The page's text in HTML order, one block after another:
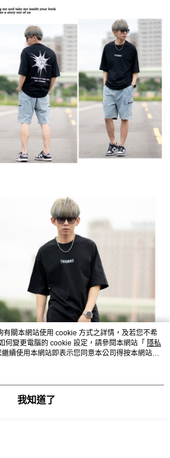
關本網站使用 cookie 方式之詳情，及若您不希
何變更電腦的 cookie 設定，請參閱本網站「 隱私
續使用本網站即表示您同意本公司得按本網站使
。
我知道了